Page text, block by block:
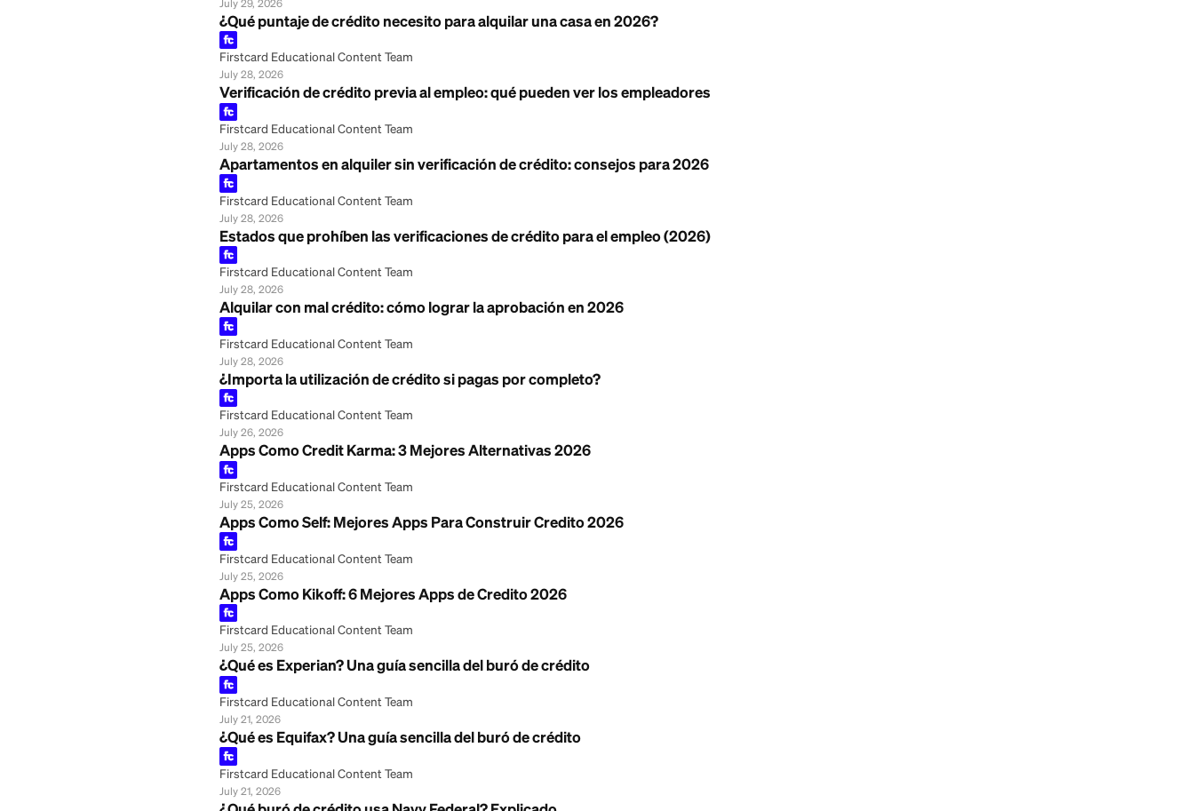
Apartamentos en alquiler sin verificación de crédito: cómo funcionan y sus riesgos
Firstcard Educational Content Team
July 29, 2026
¿Qué puntaje de crédito necesito para alquilar una casa en 2026?
Firstcard Educational Content Team
July 28, 2026
Firstcard Educational Content Team
Apartamentos en alquiler sin verificación de crédito: consejos para 2026
Firstcard Educational Content Team
Estados que prohíben las verificaciones de crédito para el empleo (2026)
July 28, 2026
Alquilar con mal crédito: cómo lograr la aprobación en 2026
Firstcard Educational Content Team
July 28, 2026
¿Importa la utilización de crédito si pagas por completo?
Firstcard Educational Content Team
July 26, 2026
Apps Como Credit Karma: 3 Mejores Alternativas 2026
Firstcard Educational Content Team
July 25, 2026
Apps Como Self: Mejores Apps Para Construir Credito 2026
Firstcard Educational Content Team
Apps Como Kikoff: 6 Mejores Apps de Credito 2026